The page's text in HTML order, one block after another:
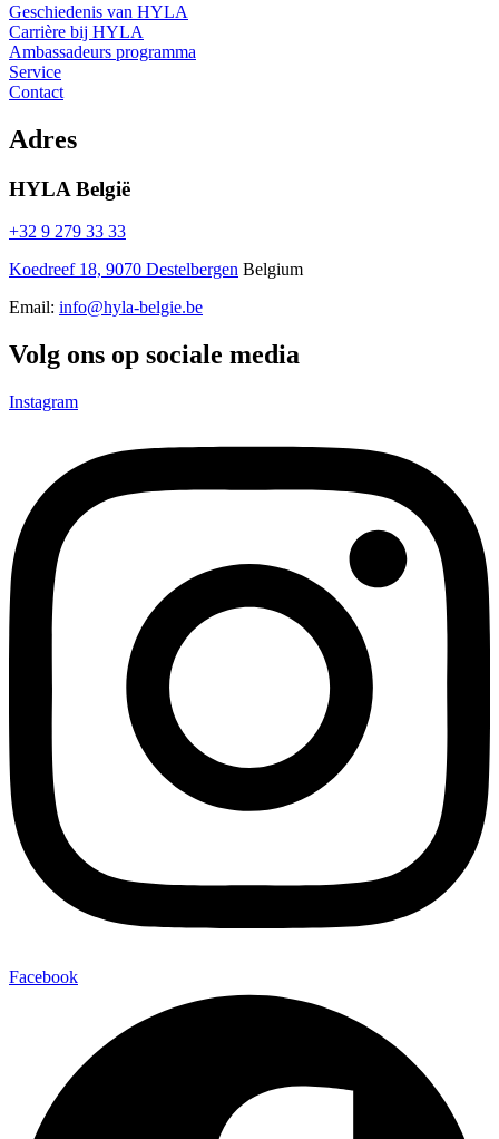
Nederlands
Nederlands
Geschiedenis van HYLA
Carrière bij HYLA
Ambassadeurs programma
Service
Contact
Adres
HYLA België
+32 9 279 33 33
Koedreef 18, 9070 Destelbergen Belgium
Email: info@hyla-belgie.be
Volg ons op sociale media
Instagram
Facebook